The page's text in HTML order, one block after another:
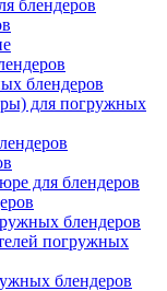
блендеров
блендеров
для погружных
для блендеров
блендеров
погружных
блендеров